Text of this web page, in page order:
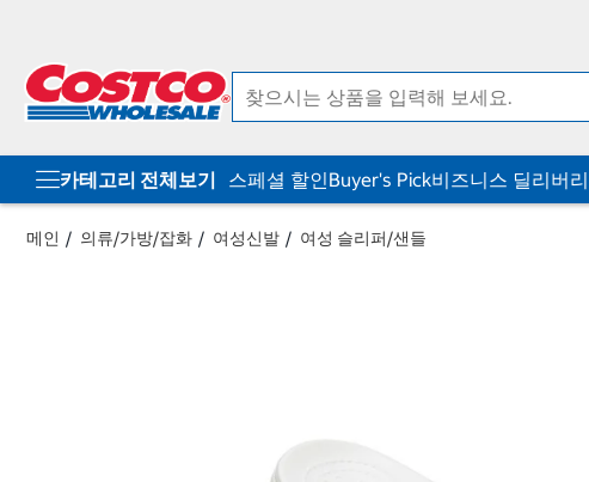
카테고리 전체보기 스페셜 할인Buyer's Pick비즈니스 딜리버리
메인 의류/가방/잡화 여성신발 여성 슬리퍼/샌들